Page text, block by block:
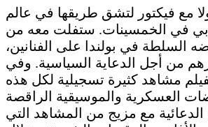
مع فيكتور لتشق طريقها في عالم
في الخمسينات. ستفلت معه من
السلطة في بولندا على الفنانين،
من أجل الدعاية السياسية. وفي
مشاهد كثيرة تسجيلية لكل هذه
العسكرية والموسيقية الراقصة
مع مزيج من المشاهد التي